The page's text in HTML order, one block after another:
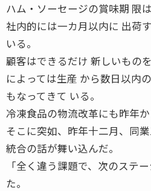
ハム・ソーセージの賞味期 限
社内的には一カ月以内に 出荷
いる。
顧客はできるだけ 新しいもの
によっては生産 から数日以内
もなってきて いる。
冷凍食品の物流改革にも昨年か
そこに突如、昨年十二月、同
統合の話が舞い込んだ。
「全く違う課題で、次のステ
た。